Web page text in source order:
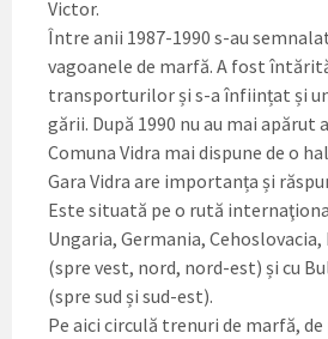
Victor.
Între anii 1987-1990 s-au
vagoanele de marfă. A fost
transporturilor și s-a înființat și
gării. După 1990 nu au mai apărut
Comuna Vidra mai dispune de o
Gara Vidra are importanța și
Este situată pe o rută
Ungaria, Germania,
(spre vest, nord, nord-est) și cu
(spre sud și sud-est).
Pe aici circulă trenuri de marfă, de